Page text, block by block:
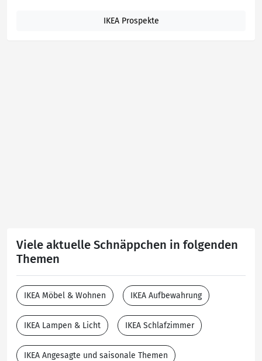
IKEA Prospekte
Viele aktuelle Schnäppchen in folgenden
Themen
IKEA Möbel & Wohnen IKEA Aufbewahrung
IKEA Lampen & Licht IKEA Schlafzimmer
IKEA Angesagte und saisonale Themen